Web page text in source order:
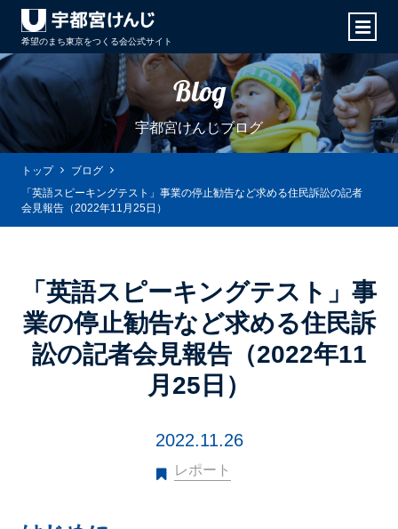
希望のまち東京をつくる会公式サイト
Blog
宇都宮けんじブログ
トップ
ブログ
「英語スピーキングテスト」事業の停止勧告など求める住民訴訟の記者
会見報告（2022年11月25日）
「英語スピーキングテスト」事
業の停止勧告など求める住民訴
訟の記者会見報告（2022年11
月25日）
2022.11.26
レポート